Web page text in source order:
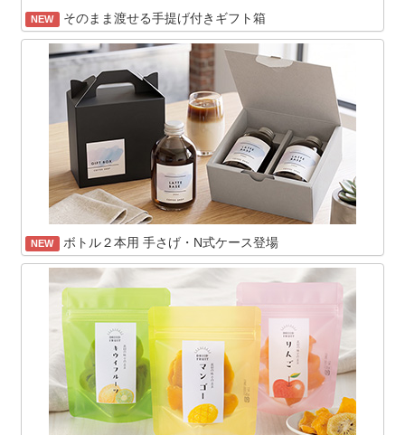
NEW そのまま渡せる手提げ付きギフト箱
NEW ボトル２本用 手さげ・N式ケース登場